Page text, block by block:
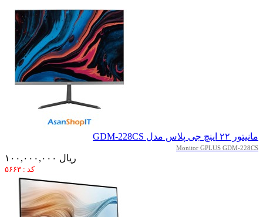
مانیتور ۲۲ اینچ جی پلاس مدل GDM-228CS
Monitor GPLUS GDM-228CS
۱۰۰,۰۰۰,۰۰۰ ریال
کد : ۵۶۶۳